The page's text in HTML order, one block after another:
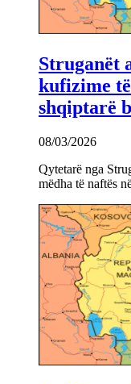
Struganët
kufizime
shqiptarë
08/03/2026
Qytetarë nga
mëdha të naftës